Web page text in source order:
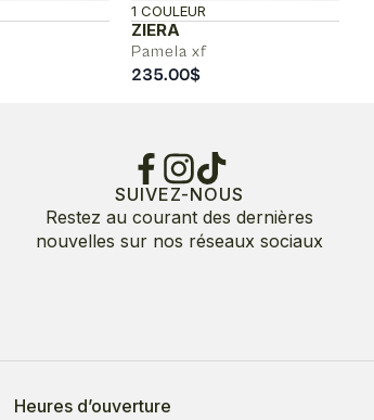
ZIERA
Pamela xf
1 COULEUR
235.00$
SUIVEZ-NOUS
Restez au courant des dernières
nouvelles sur nos réseaux sociaux
Heures d’ouverture